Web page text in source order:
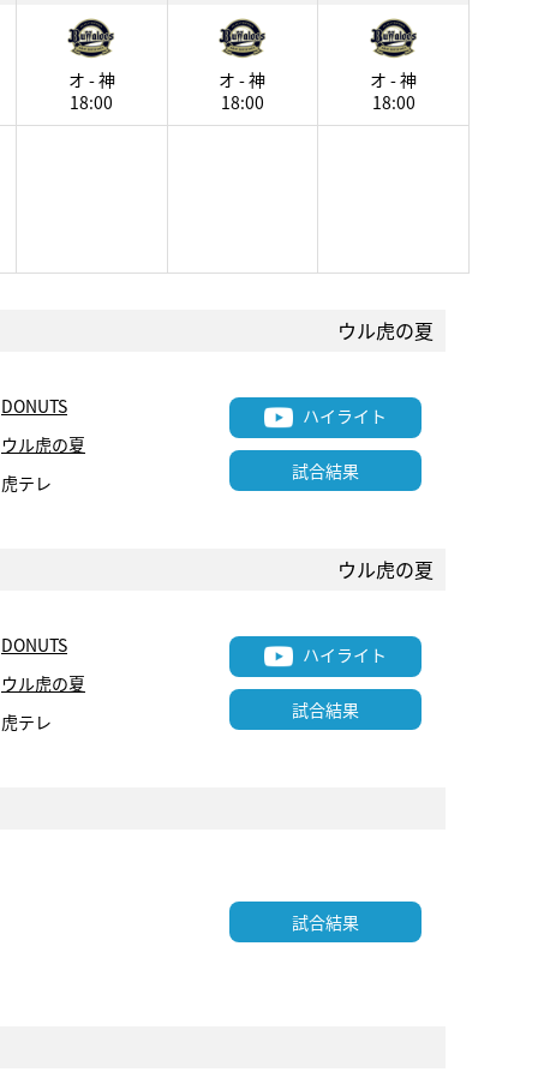
オ - 神
18:00
オ - 神
18:00
オ - 神
18:00
ウル虎の夏
DONUTS
ウル虎の夏
虎テレ
ハイライト
試合結果
ウル虎の夏
DONUTS
ウル虎の夏
虎テレ
ハイライト
試合結果
試合結果